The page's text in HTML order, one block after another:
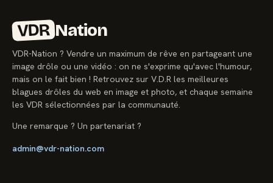
VDR Nation
VDR-Nation ? Vendre un maximum de rêve en partageant une
image drôle ou une vidéo : on ne s'exprime qu'avec l'humour,
mais on le fait bien ! Retrouvez sur V.D.R les meilleures
blagues drôles du web en image et photo, et chaque semaine
les VDR sélectionnées par la communauté.
Une remarque ? Un partenariat ?
admin@vdr-nation.com